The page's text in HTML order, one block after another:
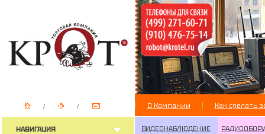
О Компании Как сделать
НАВИГАЦИЯ ВИДЕОНАБЛЮДЕНИЕ